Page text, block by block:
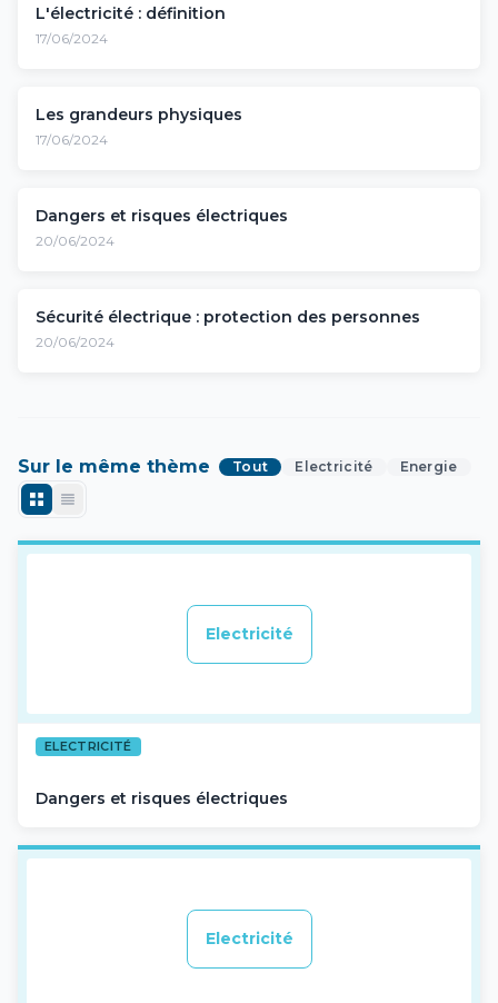
L'électricité : définition
17/06/2024
Les grandeurs physiques
17/06/2024
Dangers et risques électriques
20/06/2024
Sécurité électrique : protection des personnes
20/06/2024
Sur le même thème Tout Electricité Energie
Electricité
ELECTRICITÉ
Dangers et risques électriques
Electricité